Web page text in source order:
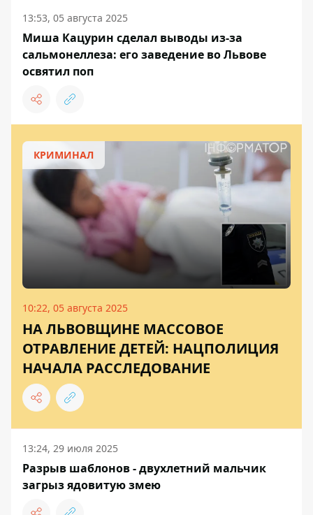
13:53, 05 августа 2025
Миша Кацурин сделал выводы из-за
сальмонеллеза: его заведение во Львове
освятил поп
КРИМИНАЛ
10:22, 05 августа 2025
НА ЛЬВОВЩИНЕ МАССОВОЕ
ОТРАВЛЕНИЕ ДЕТЕЙ: НАЦПОЛИЦИЯ
НАЧАЛА РАССЛЕДОВАНИЕ
13:24, 29 июля 2025
Разрыв шаблонов - двухлетний мальчик
загрыз ядовитую змею